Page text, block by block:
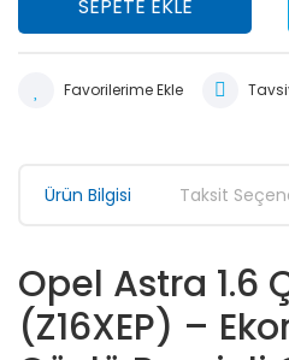
SEPETE EKLE
Ürün Bilgisi Taksit
Opel Astra 1.6
(Z16XEP) –